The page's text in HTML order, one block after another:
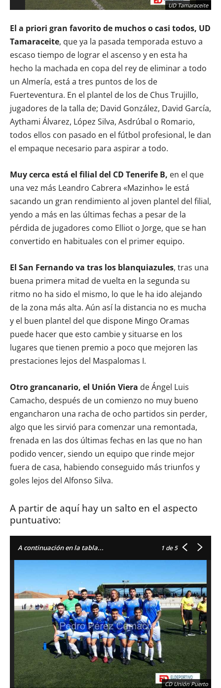
UD Tamaraceite
El a priori gran favorito de muchos o casi todos, UD
Tamaraceite, que ya la pasada temporada estuvo a
escaso tiempo de lograr el ascenso y en esta ha
hecho la machada en copa del rey de eliminar a todo
un Almería, está a tres puntos de los de
Fuerteventura. En el plantel de los de Chus Trujillo,
jugadores de la talla de; David González, David García,
Aythami Álvarez, López Silva, Asdrúbal o Romario,
todos ellos con pasado en el fútbol profesional, le dan
el empaque necesario para aspirar a todo.
Muy cerca está el filial del CD Tenerife B, en el que
una vez más Leandro Cabrera «Mazinho» le está
sacando un gran rendimiento al joven plantel del filial,
yendo a más en las últimas fechas a pesar de la
pérdida de jugadores como Elliot o Jorge, que se han
convertido en habituales con el primer equipo.
El San Fernando va tras los blanquiazules, tras una
buena primera mitad de vuelta en la segunda su
ritmo no ha sido el mismo, lo que le ha ido alejando
de la zona más alta. Aún así la distancia no es mucha
y el buen plantel del que dispone Mingo Oramas
puede hacer que esto cambie y situarse en los
lugares que tienen premio a poco que mejoren las
prestaciones lejos del Maspalomas I.
Otro grancanario, el Unión Viera de Ángel Luis
Camacho, después de un comienzo no muy bueno
engancharon una racha de ocho partidos sin perder,
algo que les sirvió para comenzar una remontada,
frenada en las dos últimas fechas en las que no han
podido vencer, siendo un equipo que rinde mejor
fuera de casa, habiendo conseguido más triunfos y
goles lejos del Alfonso Silva.
A partir de aquí hay un salto en el aspecto
puntuativo:
A continuación en la tabla... 1 de 5
CD Unión Puerto